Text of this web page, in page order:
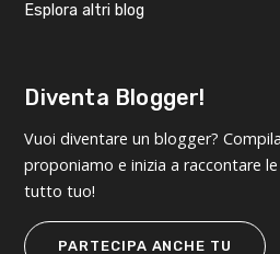
Esplora altri blog
Diventa Blogger!
Vuoi diventare un blogger?
proponiamo e inizia a raccontare
tutto tuo!
PARTECIPA ANCHE TU